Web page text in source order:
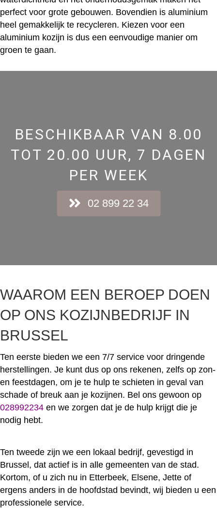
perfect voor grote gebouwen. Bovendien is aluminium
heel gemakkelijk te recycleren. Kiezen voor een
aluminium kozijn is dus een eenvoudige manier om
groen te gaan.
BESCHIKBAAR VAN 8.00
TOT 20.00 UUR, 7 DAGEN
PER WEEK
02 899 22 34
WAAROM EEN BEROEP DOEN
OP ONS KOZIJNBEDRIJF IN
BRUSSEL
Ten eerste bieden we een 7/7 service voor dringende
herstellingen. Je kunt dus op ons rekenen, zelfs op zon-
en feestdagen, om je te hulp te schieten in geval van
schade of breuk aan je kozijnen. Bel ons gewoon op
028992234 en we zorgen dat je de hulp krijgt die je
nodig hebt.
Ten tweede zijn we een lokaal bedrijf, gevestigd in
Brussel, dat actief is in alle gemeenten van de stad.
Kortom, of u zich nu in Etterbeek, Elsene, Jette of
ergens anders in de hoofdstad bevindt, wij bieden u een
professionele service.